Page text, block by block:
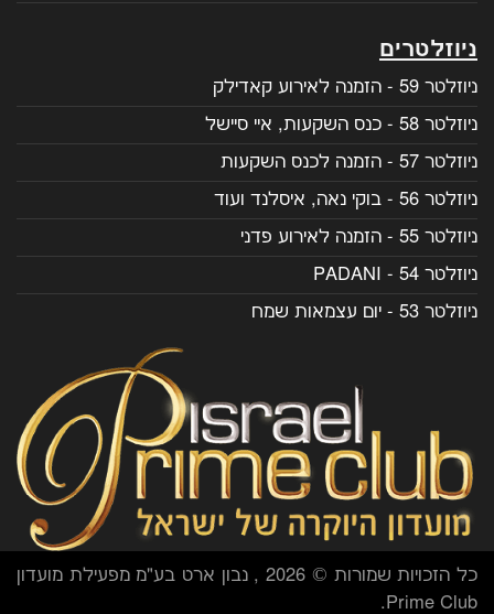
ניוזלטרים
ניוזלטר 59 - הזמנה לאירוע קאדילק
ניוזלטר 58 - כנס השקעות, איי סיישל
ניוזלטר 57 - הזמנה לכנס השקעות
ניוזלטר 56 - בוקי נאה, איסלנד ועוד
ניוזלטר 55 - הזמנה לאירוע פדני
ניוזלטר 54 - PADANI
ניוזלטר 53 - יום עצמאות שמח
כל הזכויות שמורות © 2026 , נבון ארט בע"מ מפעילת מועדון
Prime Club.